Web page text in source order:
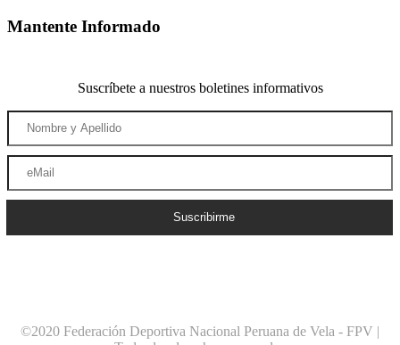
Mantente Informado
Suscríbete a nuestros boletines informativos
Suscribirme
©2020 Federación Deportiva Nacional Peruana de Vela - FPV |